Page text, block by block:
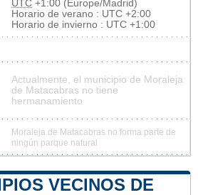
UTC +1:00 (Europe/Madrid)
Horario de verano : UTC +2:00
Horario de invierno : UTC +1:00
Actualmente, el municipio de Moraleja
de Matacabras no tiene
hermanamiento
Moraleja de Matacabras no forma parte de
ningún parque natural
VECINOS DE